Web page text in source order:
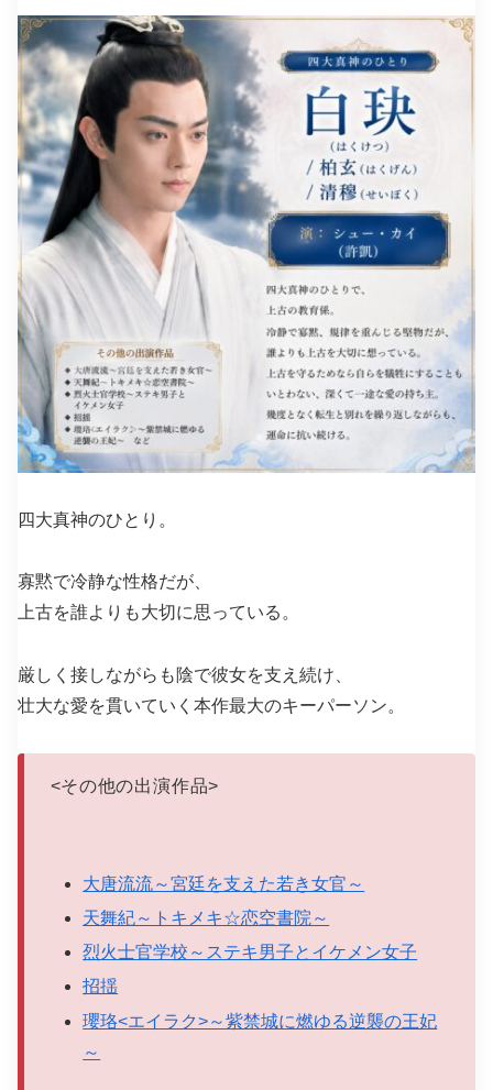
四大真神のひとり。
寡黙で冷静な性格だが、
上古を誰よりも大切に思っている。
厳しく接しながらも陰で彼女を支え続け、
壮大な愛を貫いていく本作最大のキーパーソン。
<その他の出演作品>
大唐流流～宮廷を支えた若き女官～
天舞紀～トキメキ☆恋空書院～
烈火士官学校～ステキ男子とイケメン女子
招揺
瓔珞<エイラク>～紫禁城に燃ゆる逆襲の王妃
～